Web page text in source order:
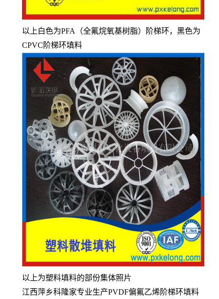
以上白色为PFA（全氟烷氧基树脂）阶梯环，黑色为
CPVC阶梯环填料
以上为塑料填料的部份集体照片
江西萍乡科隆家专业生产PVDF偏氟乙烯阶梯环填料